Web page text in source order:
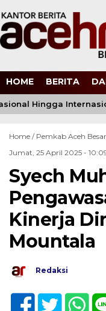
HOME BERITA
Hingga
Home / Pemkab Aceh Besar
Jumat, 25 April 2025 -
Syech
Kinerja
Mountala
Redaksi